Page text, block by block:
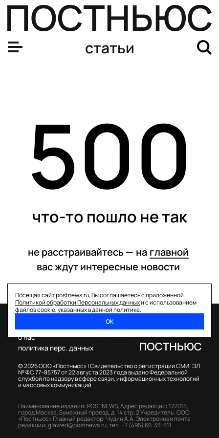
статьи
500
что-то пошло не так
не расстраивайтесь — на главной
вас ждут интересные новости
Посещая сайт postnews.ru, Вы соглашаетесь с приложенной
Политикой обработки Персональных данныхи с использованием
файлов cookie, указанных в данной политике.
ОК
© 2026 ООО «Постньюс» |Свидетельство о регистрации СМИ: ЭЛ
№ ФС 77–85757 от 22 августа 2023 года выдано Федеральной
службой по надзору в сфере связи, информационных технологий
и массовых коммуникаций
о нас
политика перс. данных
Наименование издания: POSTNEWS,Адрес редакции: 127015,
город Москва, Бумажный проезд, д. 14 стр. 2Учредитель: ООО
«Постньюс» Главный редактор: Чудин А.А.Электронная почта
редакции:glavred@postnews.ru,тел. +7 (495) 66-33-811